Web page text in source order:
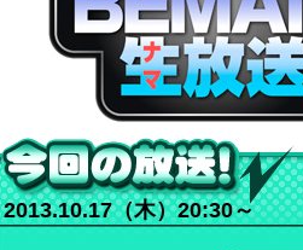
BEMANI 生放送（仮）
今回の放送！
2013.10.17（木）20:30～